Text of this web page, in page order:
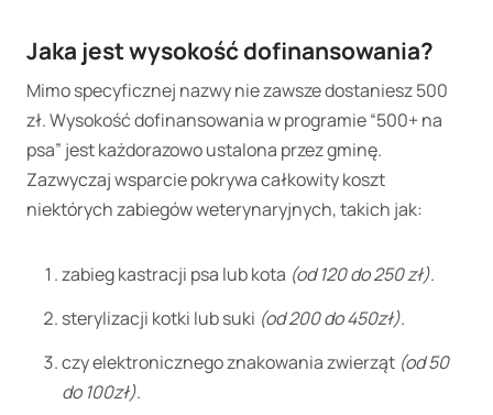
Jaka jest wysokość dofinansowania?
Mimo specyficznej nazwy nie zawsze dostaniesz 500
zł. Wysokość dofinansowania w programie “500+ na
psa” jest każdorazowo ustalona przez gminę.
Zazwyczaj wsparcie pokrywa całkowity koszt
niektórych zabiegów weterynaryjnych, takich jak:
zabieg kastracji psa lub kota (od 120 do 250 zł).
sterylizacji kotki lub suki (od 200 do 450zł).
czy elektronicznego znakowania zwierząt (od 50
do 100zł).